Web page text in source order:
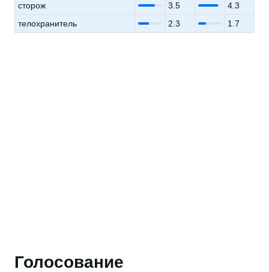
сторож
3.5
4.3
телохранитель
2.3 1.7
Голосование